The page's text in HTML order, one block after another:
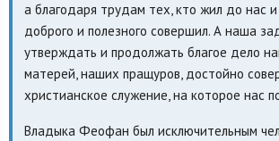
а благодаря трудам тех, кто жил до нас и
доброго и полезного совершил. А наша
утверждать и продолжать благое дело
матерей, наших пращуров, достойно
христианское служение, на которое нас
Владыка Феофан был исключительным